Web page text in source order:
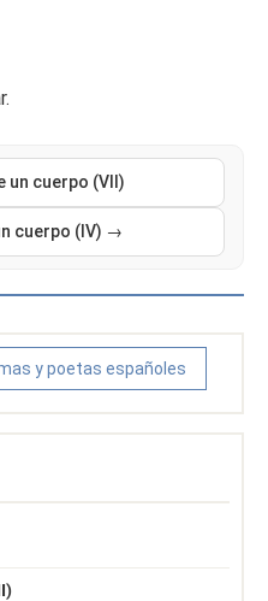
cuerpo (VII)
cuerpo (IV) →
y poetas españoles